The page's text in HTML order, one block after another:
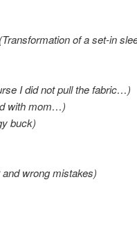
(Transformation of a set-in
I did not pull the fabric…)
with mom…)
buck)
and wrong mistakes)